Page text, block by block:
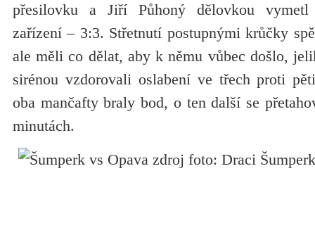
přesilovku a Jiří Půhoný dělovkou vymetl
zařízení – 3:3. Střetnutí postupnými krůčky
ale měli co dělat, aby k němu vůbec došlo,
sirénou vzdorovali oslabení ve třech proti
oba mančafty braly bod, o ten další se
minutách.